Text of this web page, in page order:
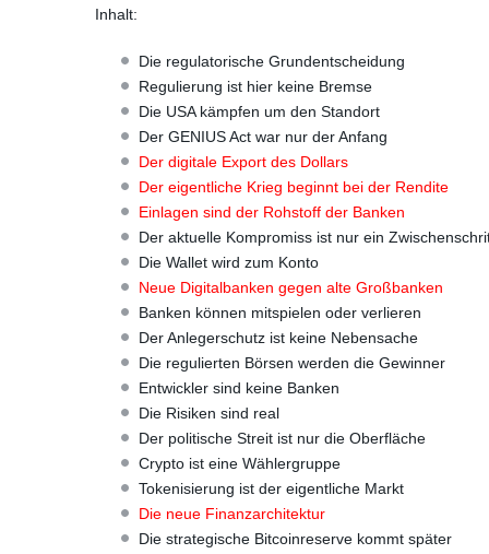
Inhalt:
Die regulatorische Grundentscheidung
Regulierung ist hier keine Bremse
Die USA kämpfen um den Standort
Der GENIUS Act war nur der Anfang
Der digitale Export des Dollars
Der eigentliche Krieg beginnt bei der Rendite
Einlagen sind der Rohstoff der Banken
Der aktuelle Kompromiss ist nur ein
Die Wallet wird zum Konto
Neue Digitalbanken gegen alte Großbanken
Banken können mitspielen oder verlieren
Der Anlegerschutz ist keine Nebensache
Die regulierten Börsen werden die Gewinner
Entwickler sind keine Banken
Die Risiken sind real
Der politische Streit ist nur die Oberfläche
Crypto ist eine Wählergruppe
Tokenisierung ist der eigentliche Markt
Die neue Finanzarchitektur
Die strategische Bitcoinreserve kommt später